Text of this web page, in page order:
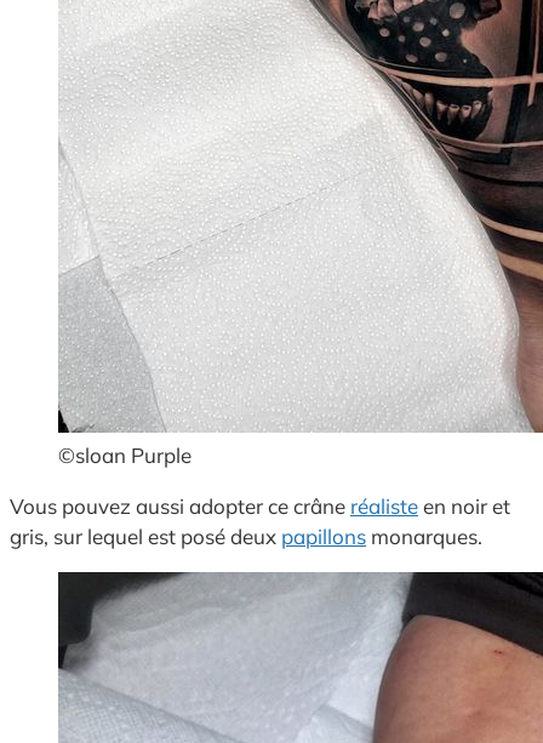
©sloan Purple
Vous pouvez aussi adopter ce crâne réalisteen noir et
gris, sur lequel est posé deux papillons monarques.